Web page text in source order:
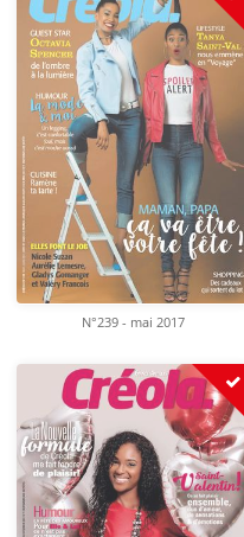
N°239 - mai 2017